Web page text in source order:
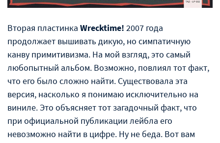
Вторая пластинка Wrecktime! 2007 года
продолжает вышивать дикую, но симпатичную
канву примитивизма. На мой взгляд, это самый
любопытный альбом. Возможно, повлиял тот факт,
что его было сложно найти. Существовала эта
версия, насколько я понимаю исключительно на
виниле. Это объясняет тот загадочный факт, что
при официальной публикации лейбла его
невозможно найти в цифре. Ну не беда. Вот вам